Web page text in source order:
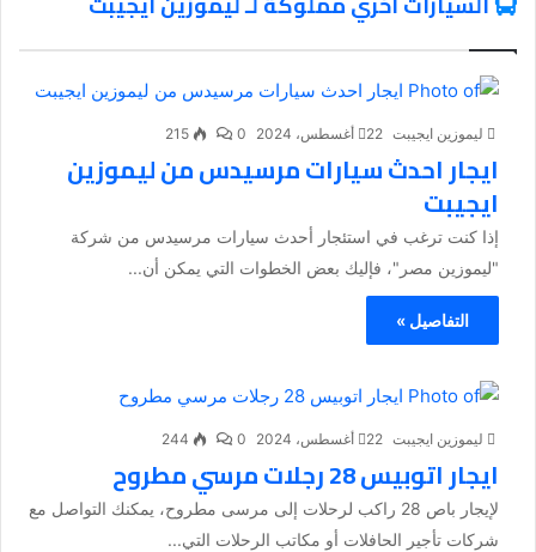
ليموزين ايجيبت 22 أغسطس، 2024 0
215
ايجار احدث سيارات مرسيدس من ليموزين
ايجيبت
إذا كنت ترغب في استئجار أحدث سيارات مرسيدس من شركة
"ليموزين مصر"، فإليك بعض الخطوات التي يمكن أن...
التفاصيل »
ليموزين ايجيبت 22 أغسطس، 2024 0
244
ايجار اتوبيس 28 رجلات مرسي مطروح
لإيجار باص 28 راكب لرحلات إلى مرسى مطروح، يمكنك التواصل مع
شركات تأجير الحافلات أو مكاتب الرحلات التي...